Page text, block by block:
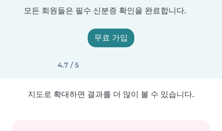
모든 회원들은 필수 신분증 확인을 완료합니다.
무료 가입
4.7 / 5
지도로 확대하면 결과를 더 많이 볼 수 있습니다.